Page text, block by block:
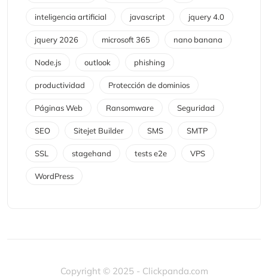
inteligencia artificial javascript jquery 4.0
jquery 2026 microsoft 365 nano banana
Node.js outlook phishing
productividad Protección de dominios
Páginas Web Ransomware Seguridad
SEO Sitejet Builder SMS SMTP
SSL stagehand tests e2e VPS
WordPress
Copyright © 2025 - Clickpanda.com